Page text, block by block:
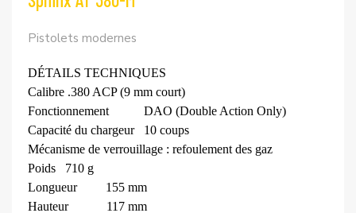
Pistolets modernes
DÉTAILS TECHNIQUES
Calibre .380 ACP (9 mm court)
Fonctionnement
DAO (Double Action Only)
Capacité du chargeur
10 coups
Mécanisme de verrouillage : refoulement des gaz
Poids
710 g
Longueur
155 mm
Hauteur
117 mm